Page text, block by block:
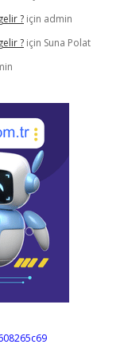
? için admin
? için Suna Polat